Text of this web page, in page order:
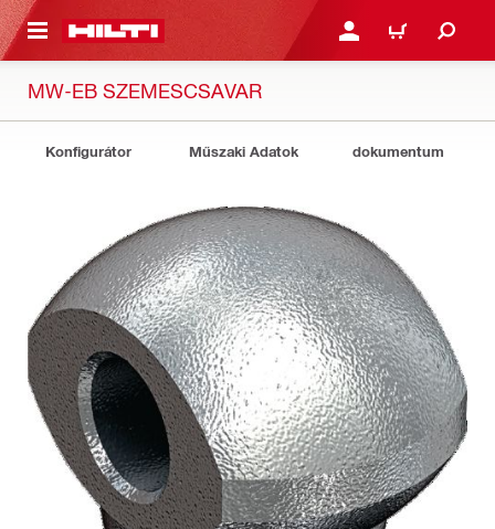
TARTALOMRA BEJELENTKEZÉS VAGY
KOSÁR
MW-EB SZEMESCSAVAR
Konfigurátor Műszaki Adatok dokumentum